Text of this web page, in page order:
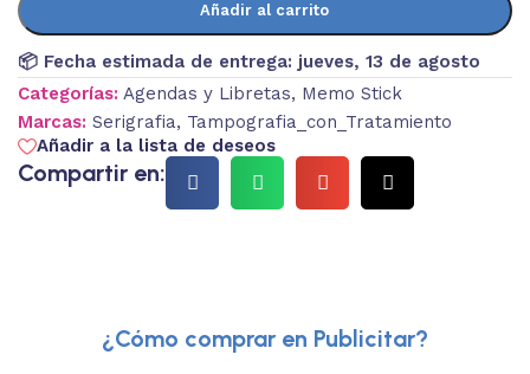
Añadir al carrito
📦 Fecha estimada de entrega: jueves, 13 de agosto
Categorías: Agendas y Libretas, Memo Stick
Marcas: Serigrafia, Tampografia_con_Tratamiento
Añadir a la lista de deseos
Compartir en:
¿Cómo comprar en Publicitar?